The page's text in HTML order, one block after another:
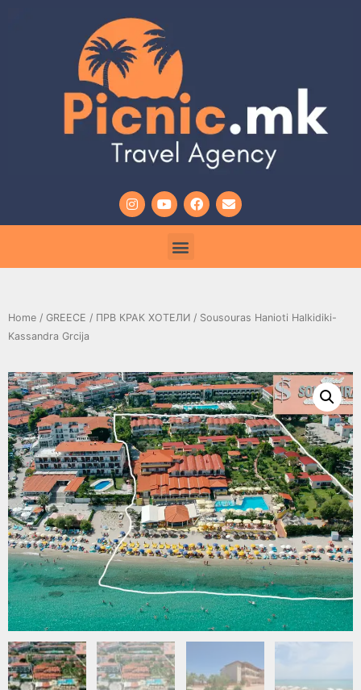
Home / GREECE / ПРВ КРАК ХОТЕЛИ / Sousouras Hanioti Halkidiki-
Kassandra Grcija